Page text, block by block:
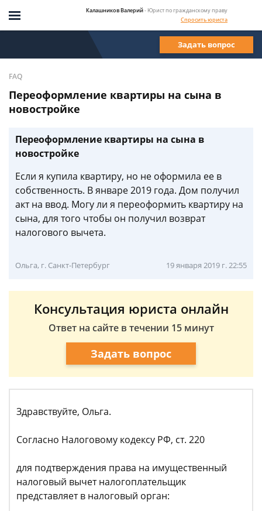
Калашников Валерий- Юрист по гражданскому праву
Спросить юриста
Задать вопрос
FAQ
Переоформление квартиры на сына в
новостройке
Переоформление квартиры на сына в
новостройке
Если я купила квартиру, но не оформила ее в
собственность. В январе 2019 года. Дом получил
акт на ввод. Могу ли я переоформить квартиру на
сына, для того чтобы он получил возврат
налогового вычета.
Ольга, г. Санкт-Петербург 19 января 2019 г. 22:55
Консультация юриста онлайн
Ответ на сайте в течении 15 минут
Задать вопрос
Здравствуйте, Ольга.
Согласно Налоговому кодексу РФ, ст. 220
для подтверждения права на имущественный
налоговый вычет налогоплательщик
представляет в налоговый орган: